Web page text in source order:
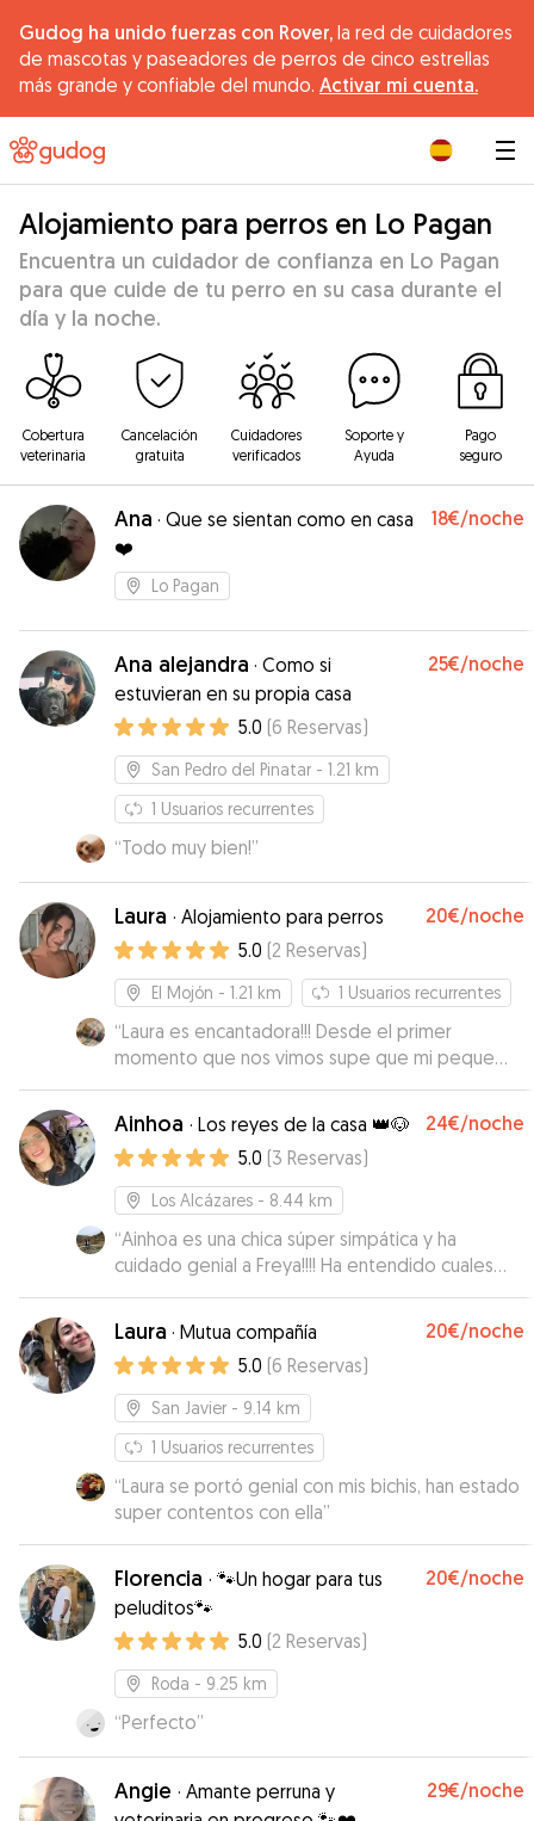
Gudog ha unido fuerzas con Rover, la red de cuidadores
de mascotas y paseadores de perros de cinco estrellas
más grande y confiable del mundo. Activar mi cuenta.
Alojamiento para perros en Lo Pagan
Encuentra un cuidador de confianza en Lo Pagan
para que cuide de tu perro en su casa durante el
día y la noche.
Cobertura
veterinaria
Cancelación
gratuita
Cuidadores
verificados
Soporte y
Ayuda
Pago
seguro
Ana · Que se sientan como en casa
❤️
18€/noche
Lo Pagan
Ana alejandra · Como si
estuvieran en su propia casa
25€/noche
5.0 (6 Reservas)
San Pedro del Pinatar - 1.21 km
1 Usuarios recurrentes
“Todo muy bien!”
Laura · Alojamiento para perros 20€/noche
5.0 (2 Reservas)
El Mojón - 1.21 km 1 Usuarios recurrentes
“Laura es encantadora!!! Desde el primer
momento que nos vimos supe que mi peque
estaría feliz y cuidado … Nos a tenido
informados de cómo estaba disfrutando con msj
, fotos y vídeos Estamos muy contentos y
agradecidos porque Nano a estado sin duda
súper feliz … Mil gracias Laura , eres un sol 🥰😘
🐶”
Ainhoa · Los reyes de la casa 👑🐶 24€/noche
5.0 (3 Reservas)
Los Alcázares - 8.44 km
“Ainhoa es una chica súper simpática y ha
cuidado genial a Freya!!!! Ha entendido cuales
son sus necesidades y constantemente nos ha
pasado fotos y vídeos 😊 repetiremos sin
duda!!! Mil gracias por todo🥰
Laura · Mutua compañía 20€/noche
5.0 (6 Reservas)
San Javier - 9.14 km
1 Usuarios recurrentes
“Laura se portó genial con mis bichis, han estado
super contentos con ella”
Florencia · 🐾Un hogar para tus
peluditos🐾
20€/noche
5.0 (2 Reservas)
Roda - 9.25 km
“Perfecto”
Angie · Amante perruna y
29€/noche